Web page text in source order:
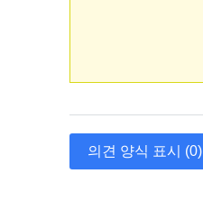
의견 양식 표시 (0)